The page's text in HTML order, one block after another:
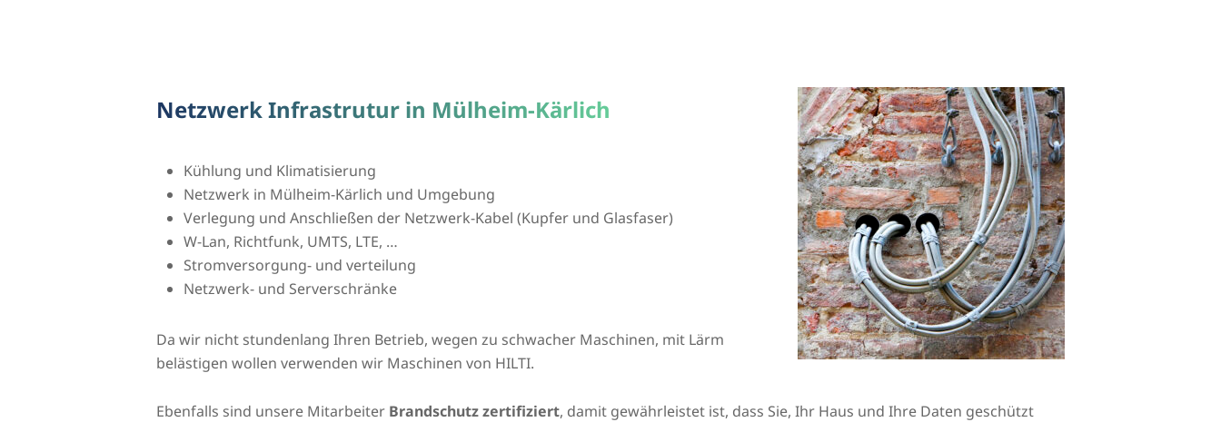
Netzwerk Infrastrutur in Mülheim-Kärlich
Kühlung und Klimatisierung
Netzwerk in Mülheim-Kärlich und Umgebung
Verlegung und Anschließen der Netzwerk-Kabel (Kupfer und Glasfaser)
W-Lan, Richtfunk, UMTS, LTE, …
Stromversorgung- und verteilung
Netzwerk- und Serverschränke
Da wir nicht stundenlang Ihren Betrieb, wegen zu schwacher Maschinen, mit Lärm
belästigen wollen verwenden wir Maschinen von HILTI.
Ebenfalls sind unsere Mitarbeiter Brandschutz zertifiziert, damit gewährleistet ist, dass Sie, Ihr Haus und Ihre Daten geschützt